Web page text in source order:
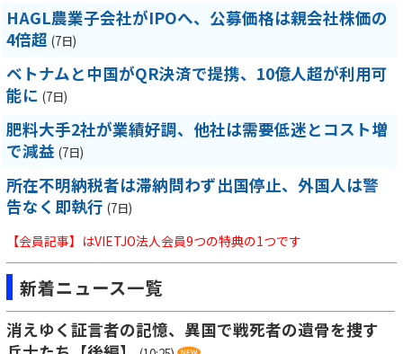
HAGL農業子会社がIPOへ、公募価格は親会社株価の
4倍超 (7日)
ベトナムと中国がQR決済で提携、10億人超が利用可
能に (7日)
肥料大手2社が業績好調、他社は需要低迷とコスト増
で減益 (7日)
所在不明納税者は滞納問わず出国停止、外国人は警
告なく即執行 (7日)
【会員記事】はVIETJO法人会員9つの特典の1つです
新着ニュース一覧
消えゆく証言者の記憶、異国で戦死者の遺骨を捜す